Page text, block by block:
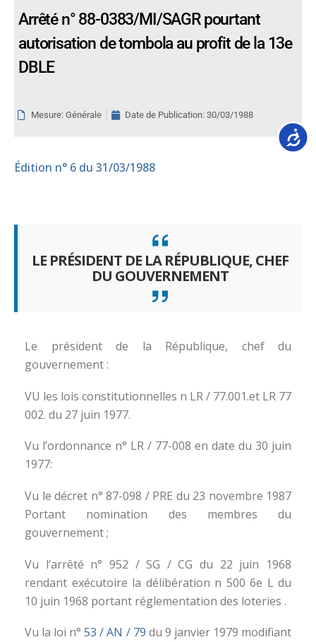
Arrêté n° 88-0383/MI/SAGR pourtant
autorisation de tombola au profit de la 13e
DBLE
Mesure: Générale Date de Publication: 30/03/1988
Édition n° 6 du 31/03/1988
LE PRÉSIDENT DE LA RÉPUBLIQUE, CHEF
DU GOUVERNEMENT
Le président de la République, chef du
gouvernement :
VU les lois constitutionnelles n LR / 77.001.et LR 77
002. du 27 juin 1977.
Vu l’ordonnance n° LR / 77-008 en date du 30 juin
1977:
Vu le décret n° 87-098 / PRE du 23 novembre 1987
Portant nomination des membres du
gouvernement ;
Vu l’arrêté n° 952 / SG / CG du 22 juin 1968
rendant exécutoire la délibération n 500 6e L du
10 juin 1968 portant réglementation des loteries .
Vu la loi n°53 / AN / 79 du 9 janvier 1979 modifiant